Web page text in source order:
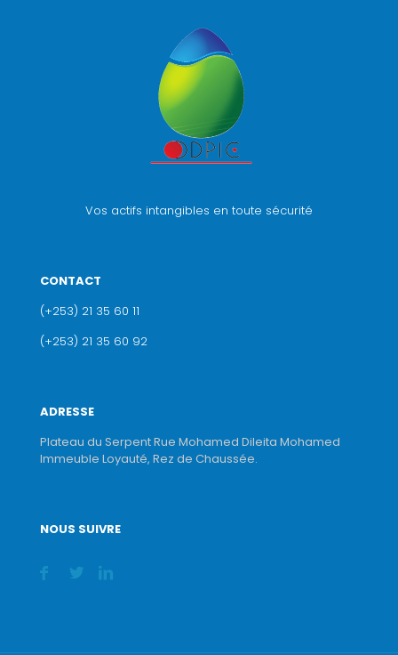
Vos actifs intangibles en toute sécurité
CONTACT
(+253) 21 35 60 11
(+253) 21 35 60 92
ADRESSE
Plateau du Serpent Rue Mohamed Dileita Mohamed
Immeuble Loyauté, Rez de Chaussée.
NOUS SUIVRE